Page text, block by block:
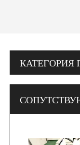
КАТЕГОРИЯ